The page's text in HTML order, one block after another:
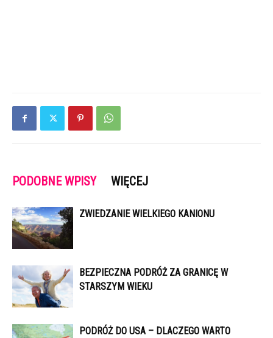
PODOBNE WPISY WIĘCEJ
ZWIEDZANIE WIELKIEGO KANIONU
BEZPIECZNA PODRÓŻ ZA GRANICĘ W
STARSZYM WIEKU
PODRÓŻ DO USA – DLACZEGO WARTO